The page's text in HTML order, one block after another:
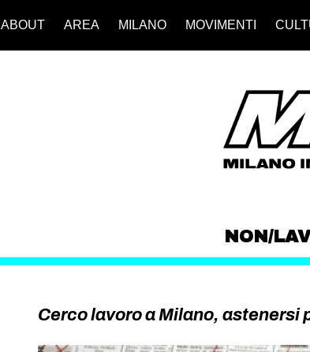
ABOUT AREA MILANO MOVIMENTI
NON/
Cerco lavoro a Milano, astenersi